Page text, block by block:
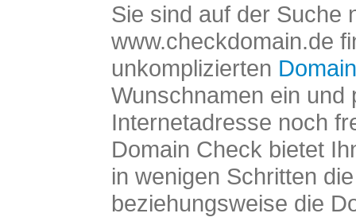
Sie sind auf der Suche
www.checkdomain.de
unkomplizierten
Wunschnamen ein und
Internetadresse noch
Domain Check bietet
in wenigen Schritten
beziehungsweise die